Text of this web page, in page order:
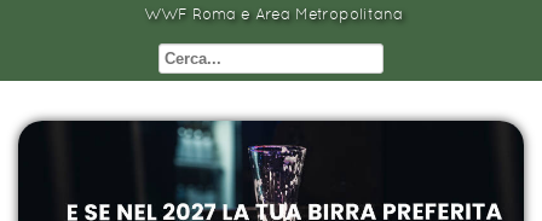
WWF Roma e Area Metropolitana